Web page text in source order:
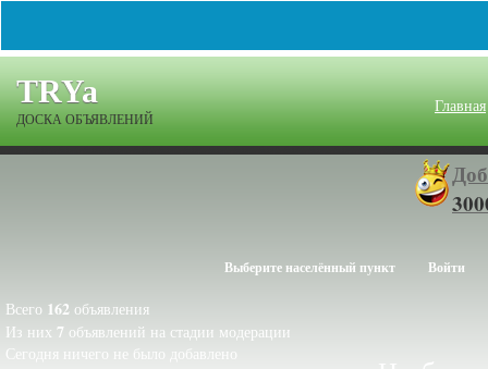
TRYa
ДОСКА ОБЪЯВЛЕНИЙ
Главная
Выберите населённый пункт Войти
Всего 162 объявления
Из них 7 объявлений на стадии модерации
Сегодня ничего не было добавлено